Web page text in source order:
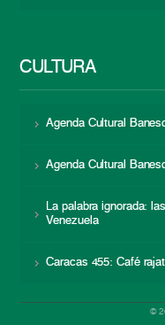
CULTURA
Agenda Cultural
Agenda Cultural
La palabra ignorada:
Venezuela
Caracas 455: Café
©